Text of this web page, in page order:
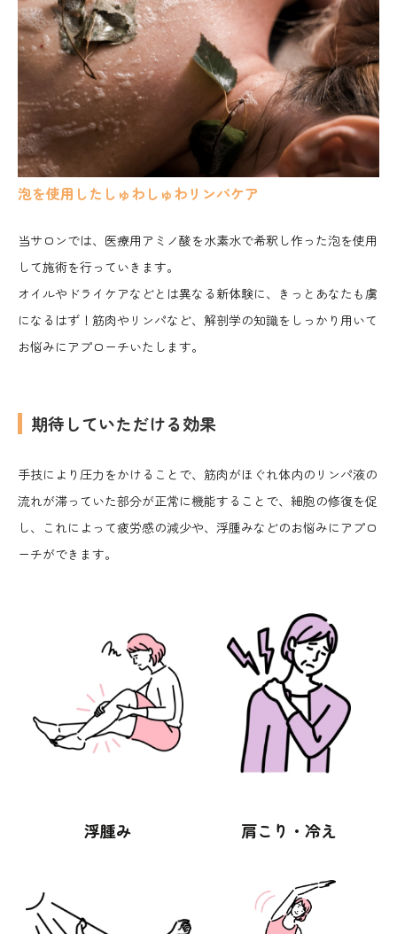
泡を使用したしゅわしゅわリンパケア
当サロンでは、医療用アミノ酸を水素水で希釈し作った泡を使用
して施術を行っていきます。
オイルやドライケアなどとは異なる新体験に、きっとあなたも虜
になるはず！筋肉やリンパなど、解剖学の知識をしっかり用いて
お悩みにアプローチいたします。
期待していただける効果
手技により圧力をかけることで、筋肉がほぐれ体内のリンパ液の
流れが滞っていた部分が正常に機能することで、細胞の修復を促
し、これによって疲労感の減少や、浮腫みなどのお悩みにアプロ
ーチができます。
浮腫み 肩こり・冷え